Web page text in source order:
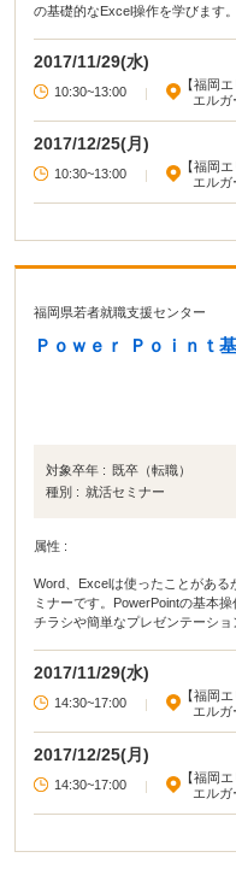
の基礎的なExcel操作を学びます。
2017/11/29(水)
10:30~13:00 |
【福岡エ
エルガ
2017/12/25(月)
10:30~13:00 |
【福岡エ
エルガ
福岡県若者就職支援センター
Ｐｏｗｅｒ Ｐｏｉｎｔ
対象卒年 : 既卒（転職）
種別 : 就活セミナー
属性 :
Word、Excelは使ったことがある
ミナーです。PowerPointの基本
チラシや簡単なプレゼンテーショ
2017/11/29(水)
14:30~17:00 |
【福岡エ
エルガ
2017/12/25(月)
14:30~17:00 |
【福岡エ
エルガ